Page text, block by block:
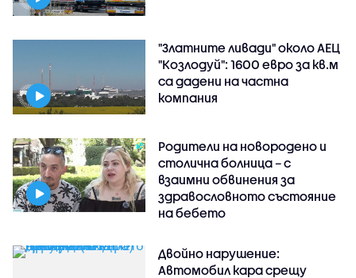
"Златните ливади" около АЕЦ
"Козлодуй": 1600 евро за кв.м
са дадени на частна
компания
Родители на новородено и
столична болница – с
взаимни обвинения за
здравословното състояние
на бебето
Двойно нарушение:
Автомобил кара срещу